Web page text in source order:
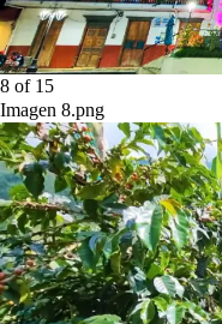
8 of 15
Imagen 8.png